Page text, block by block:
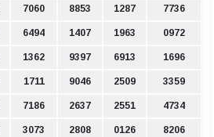
7060 8853 1287 7736
6494 1407 1963 0972
1362 9397 6913 1696
1711 9046 2509 3359
7186 2637 2551 4734
3073 2808 0126 8206